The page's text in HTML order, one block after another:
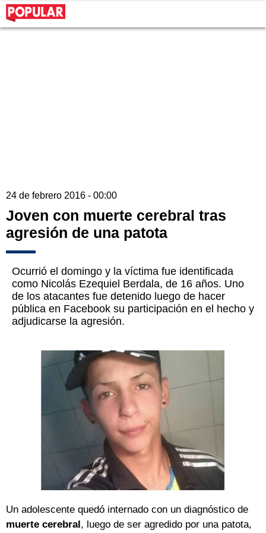
24 de febrero 2016 - 00:00
Joven con muerte cerebral tras
agresión de una patota
Ocurrió el domingo y la víctima fue identificada
como Nicolás Ezequiel Berdala, de 16 años. Uno
de los atacantes fue detenido luego de hacer
pública en Facebook su participación en el hecho y
adjudicarse la agresión.
Un adolescente quedó internado con un diagnóstico de
muerte cerebral, luego de ser agredido por una patota,